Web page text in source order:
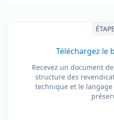
Téléchargez le
Recevez un document
structure des
technique et le